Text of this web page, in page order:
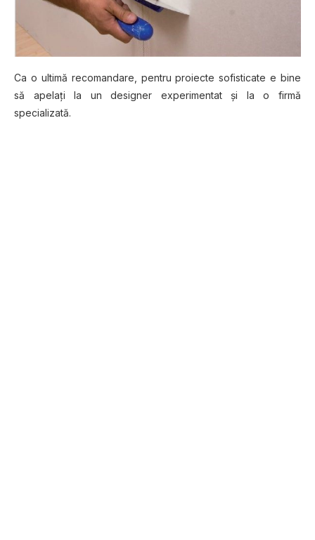
Ca o ultimă recomandare, pentru proiecte sofisticate e bine
să apelaţi la un designer experimentat şi la o firmă
specializată.